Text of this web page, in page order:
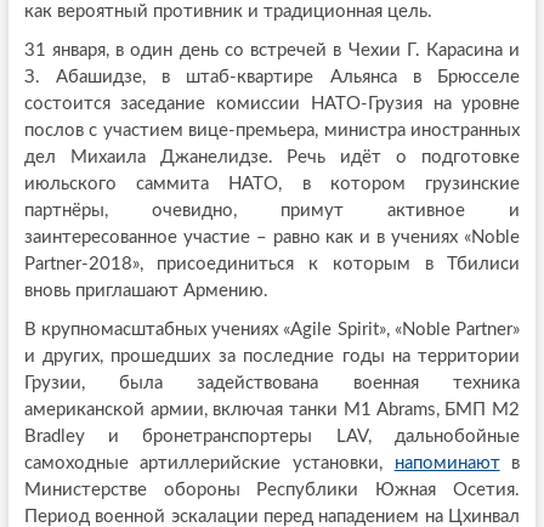
как вероятный противник и традиционная цель.
31 января, в один день со встречей в Чехии Г. Карасина и
З. Абашидзе, в штаб-квартире Альянса в Брюсселе
состоится заседание комиссии НАТО-Грузия на уровне
послов с участием вице-премьера, министра иностранных
дел Михаила Джанелидзе. Речь идёт о подготовке
июльского саммита НАТО, в котором грузинские
партнёры, очевидно, примут активное и
заинтересованное участие – равно как и в учениях «Noble
Partner-2018», присоединиться к которым в Тбилиси
вновь приглашают Армению.
В крупномасштабных учениях «Agile Spirit», «Noble Partner»
и других, прошедших за последние годы на территории
Грузии, была задействована военная техника
американской армии, включая танки M1 Abrams, БМП M2
Bradley и бронетранспортеры LAV, дальнобойные
самоходные артиллерийские установки, напоминаютв
Министерстве обороны Республики Южная Осетия.
Период военной эскалации перед нападением на Цхинвал